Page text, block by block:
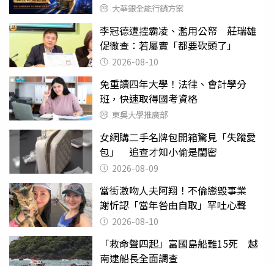
大華銀全能行銷方案
李冠德遭控霸凌、濫用公帑 莊瑞雄
促徹查：若屬實「都要砍頭了」
2026-08-10
免重讀四年大學！法律、會計學分
班，快速取得國考資格
東吳大學推廣部
女網購二手名牌包開箱驚見「失蹤愛
包」 追查才知小偷是閨密
2026-08-09
當街激吻人夫阿翔！不倫戀毀事業
謝忻認「當年咎由自取」罕吐心聲
2026-08-10
「救命聲四起」富國島船難15死 越
南逮船長全面調查